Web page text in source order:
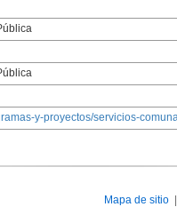
y-proyectos/servicios-
Mapa de sitio